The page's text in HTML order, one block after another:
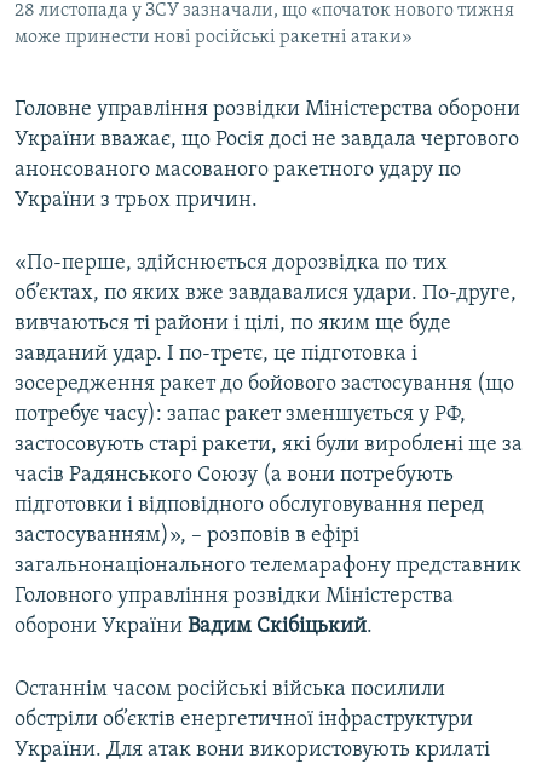
ІНФОГРАФІКА
ДОЛУЧАЙСЯ!
Усі сайти RFE/RL
28 листопада у ЗСУ зазначали, що «початок нового тижня
може принести нові російські ракетні атаки»
Головне управління розвідки Міністерства оборони
України вважає, що Росія досі не завдала чергового
анонсованого масованого ракетного удару по
України з трьох причин.
«По-перше, здійснюється дорозвідка по тих
об’єктах, по яких вже завдавалися удари. По-друге,
вивчаються ті райони і цілі, по яким ще буде
завданий удар. І по-третє, це підготовка і
зосередження ракет до бойового застосування (що
потребує часу): запас ракет зменшується у РФ,
застосовують старі ракети, які були вироблені ще за
часів Радянського Союзу (а вони потребують
підготовки і відповідного обслуговування перед
застосуванням)», – розповів в ефірі
загальнонаціонального телемарафону представник
Головного управління розвідки Міністерства
оборони України Вадим Скібіцький.
Останнім часом російські війська посилили
обстріли об’єктів енергетичної інфраструктури
України. Для атак вони використовують крилаті